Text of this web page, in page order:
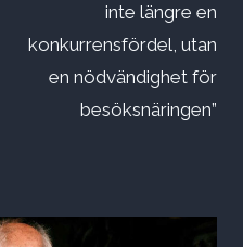
inte längre en
konkurrensfördel, utan
en nödvändighet för
besöksnäringen”